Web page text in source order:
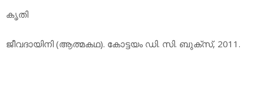
കൃതി
ജീവദായിനി (ആത്മകഥ). കോട്ടയം ഡി. സി. ബുക്‌സ്, 2011.